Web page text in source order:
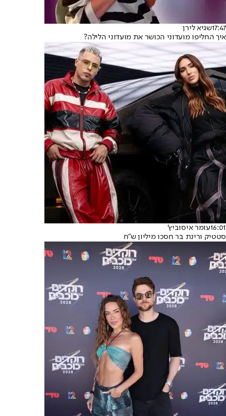
17:47שגיא לירן
איך החליפו מועדוני הכושר את מועדוני הלילה?
16:01עומר איסוביץ'
סטטיק ורינת בר חסכו מיליון ש"ח